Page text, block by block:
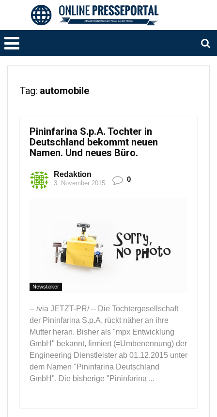
Tag: automobile
Pininfarina S.p.A. Tochter in
Deutschland bekommt neuen
Namen. Und neues Büro.
Redaktion
3. November 2015 0
Newsticker
-- /via JETZT-PR/ -- Die Tochtergesellschaft
der Pininfarina S.p.A. rückt näher an ihre
Mutter heran. Bisher als "mpx Entwicklung
GmbH" bekannt, firmiert (=Umbenennung) der
Engineering Dienstleister ab 01.12.2015 unter
dem Namen "Pininfarina Deutschland
GmbH". Die bisherige "Pininfarina ...